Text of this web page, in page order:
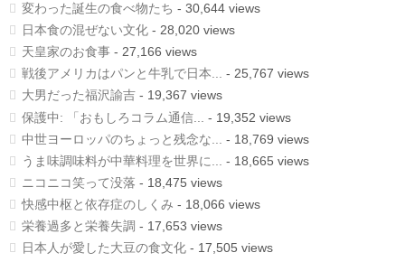
変わった誕生の食べ物たち - 30,644 views
日本食の混ぜない文化 - 28,020 views
天皇家のお食事 - 27,166 views
戦後アメリカはパンと牛乳で日本... - 25,767 views
大男だった福沢諭吉 - 19,367 views
保護中: 「おもしろコラム通信...
- 19,352 views
中世ヨーロッパのちょっと残念な...
- 18,769 views
うま味調味料が中華料理を世界に...
- 18,665 views
ニコニコ笑って没落 - 18,475 views
快感中枢と依存症のしくみ - 18,066 views
栄養過多と栄養失調 - 17,653 views
日本人が愛した大豆の食文化 - 17,505 views